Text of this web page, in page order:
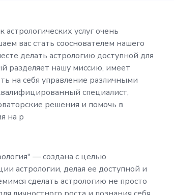
который
нужен
который
услуг очень
вас стать сооснователем нашего
делать астрологию доступной для
разделяет нашу миссию, имеет
на себя управление различными
специалист,
решения и помочь в
на р
— создана с целью
астрологии, делая ее доступной и
сделать астрологию не просто